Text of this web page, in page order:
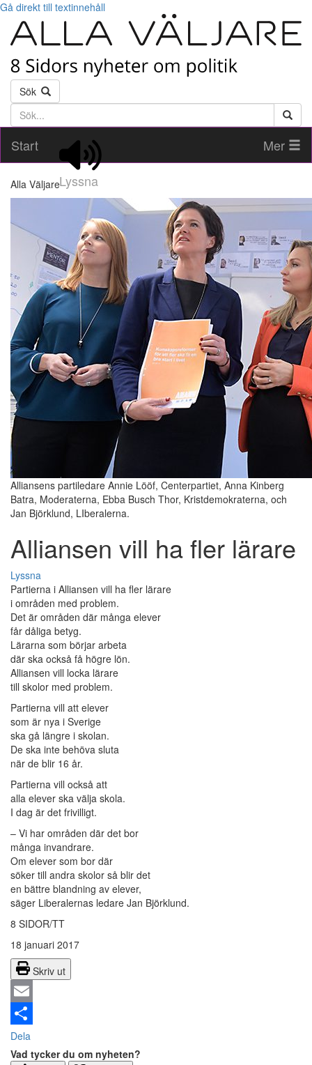
Gå direkt till textinnehåll
Sök
Söktext
Start
Lyssna
Mer
Alla Väljare
Alliansens partiledare Annie Lööf, Centerpartiet, Anna Kinberg
Batra, Moderaterna, Ebba Busch Thor, Kristdemokraterna, och
Jan Björklund, LIberalerna.
Alliansen vill ha fler lärare
Lyssna
Partierna i Alliansen vill ha fler lärare
i områden med problem.
Det är områden där många elever
får dåliga betyg.
Lärarna som börjar arbeta
där ska också få högre lön.
Alliansen vill locka lärare
till skolor med problem.
Partierna vill att elever
som är nya i Sverige
ska gå längre i skolan.
De ska inte behöva sluta
när de blir 16 år.
Partierna vill också att
alla elever ska välja skola.
I dag är det frivilligt.
– Vi har områden där det bor
många invandrare.
Om elever som bor där
söker till andra skolor så blir det
en bättre blandning av elever,
säger Liberalernas ledare Jan Björklund.
8 SIDOR/TT
18 januari 2017
Skriv ut
Email
Dela
Vad tycker du om nyheten?